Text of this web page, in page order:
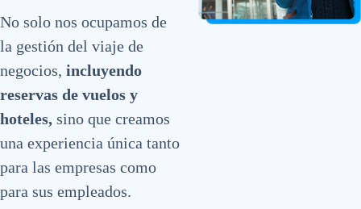
No solo nos ocupamos de
la gestión del viaje de
negocios, incluyendo
reservas de vuelos y
hoteles, sino que creamos
una experiencia única tanto
para las empresas como
para sus empleados.